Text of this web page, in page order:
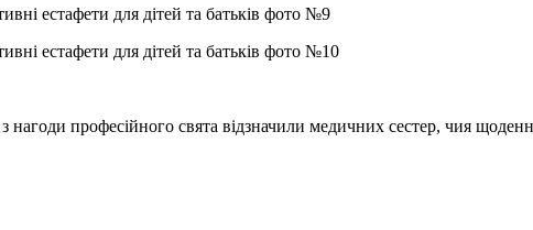
професійного свята відзначили медичних сестер, чия